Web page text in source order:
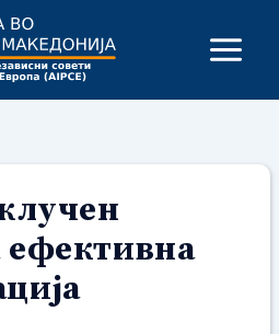
ефективна